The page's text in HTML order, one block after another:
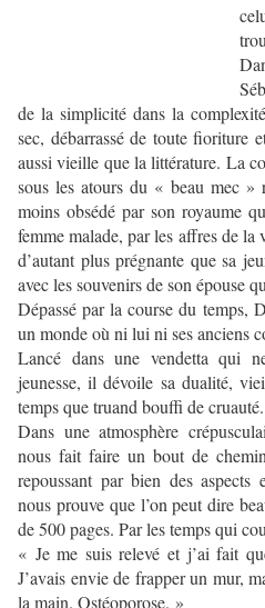
de la simplicité dans la
sec, débarrassé de toute fioriture
aussi vieille que la littérature. La
sous les atours du « beau mec »
moins obsédé par son royaume
femme malade, par les affres de
d’autant plus prégnante que sa
avec les souvenirs de son épouse
Dépassé par la course du temps,
un monde où ni lui ni ses anciens
Lancé dans une vendetta qui
jeunesse, il dévoile sa dualité,
temps que truand bouffi de cruauté.
Dans une atmosphère
nous fait faire un bout de
repoussant par bien des
nous prouve que l’on peut dire
de 500 pages. Par les temps qui
« Je me suis relevé et j’ai fait
J’avais envie de frapper un mur,
la main. Ostéoporose. »